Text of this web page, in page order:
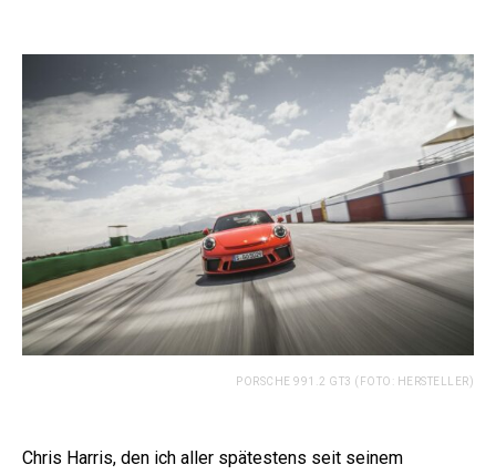
PORSCHE 991.2 GT3 (FOTO: HERSTELLER)
Chris Harris, den ich aller spätestens seit seinem